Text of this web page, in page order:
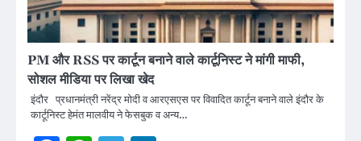
PM और RSS पर कार्टून बनाने वाले कार्टूनिस्ट ने मांगी माफी,
सोशल मीडिया पर लिखा खेद
इंदौर प्रधानमंत्री नरेंद्र मोदी व आरएसएस पर विवादित कार्टून बनाने वाले इंदौर के
कार्टूनिस्ट हेमंत मालवीय ने फेसबुक व अन्य…